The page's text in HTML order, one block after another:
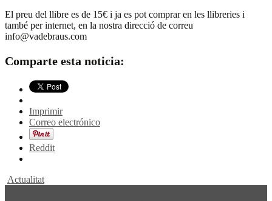
El preu del llibre es de 15€ i ja es pot comprar en les llibreries i
també per internet, en la nostra direcció de correu
info@vadebraus.com
Comparte esta noticia:
Imprimir
Correo electrónico
Reddit
Actualitat